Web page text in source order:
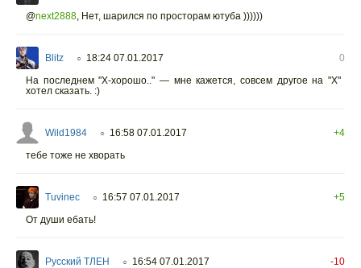
@next2888 Нет, шарился по просторам ютуба ))))))
Blitz ○ 18:24 07.01.2017
0
На последнем "Х-хорошо.." — мне кажется, совсем другое на "Х"
хотел сказать. :)
Wild1984 ○ 16:58 07.01.2017
+4
тебе тоже не хворать
Tuvinec ○ 16:57 07.01.2017
+5
От души ебать!
Русский ТЛЕН ○ 16:54 07.01.2017
-10